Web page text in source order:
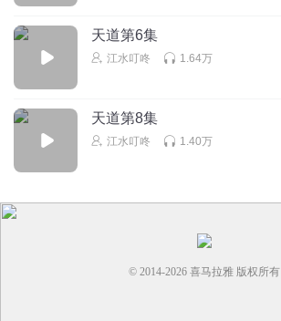
天道第6集
江水叮咚 1.64万
天道第8集
江水叮咚 1.40万
© 2014-2026 喜马拉雅 版权所有